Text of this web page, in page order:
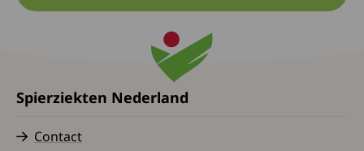
Spierziekten Nederland
Contact